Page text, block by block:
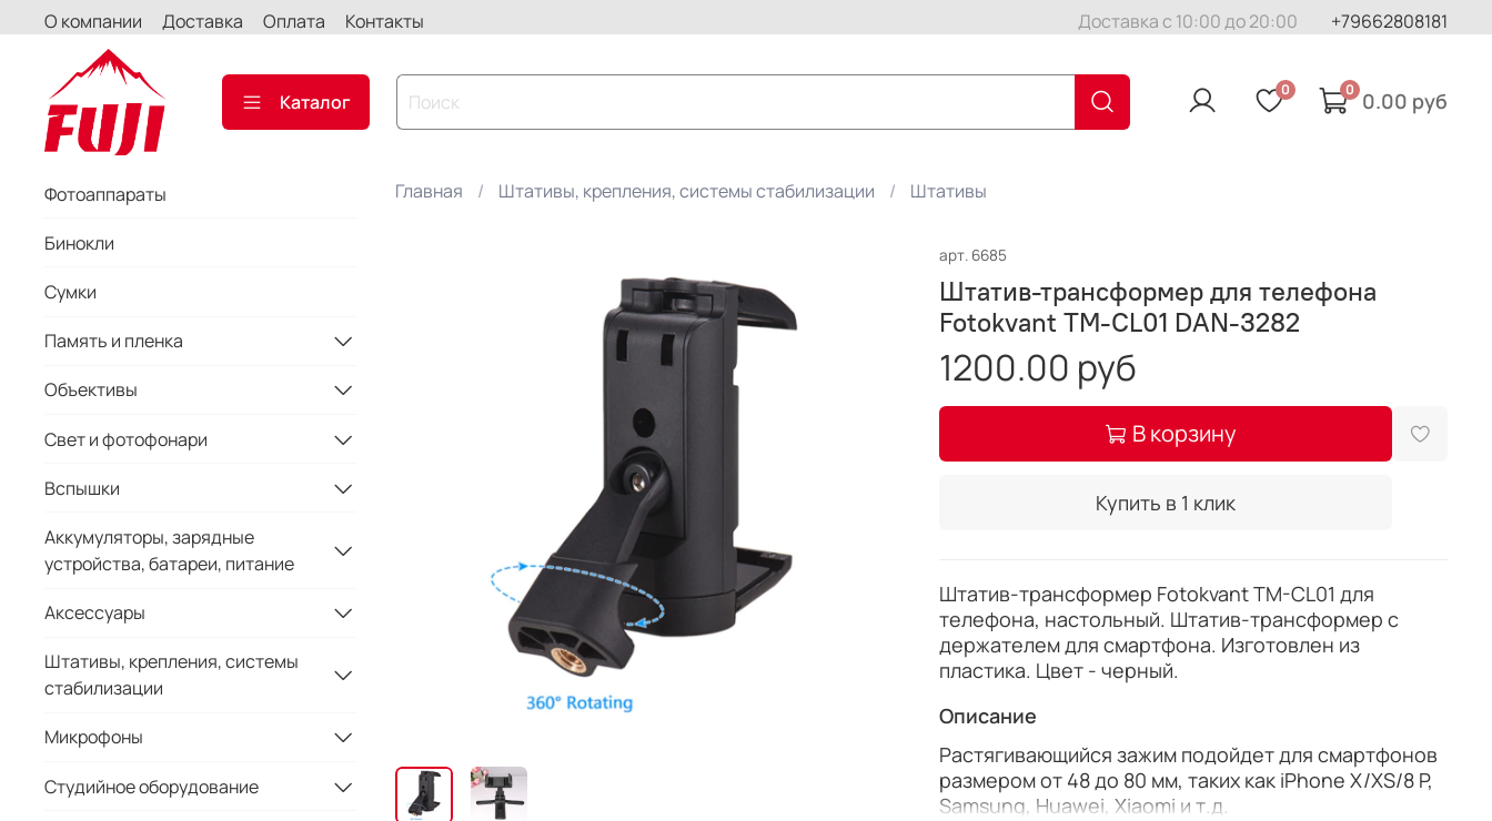
О компании Доставка Оплата Контакты Доставка с 10:00 до 20:00 +79662808181
Каталог
0 0 0.00 руб
Главная Штативы, крепления, системы стабилизации Штативы
арт. 6685
Штатив-трансформер для телефона
Fotokvant TM-CL01 DAN-3282
1200.00 руб
В корзину
Купить в 1 клик
Штатив-трансформер Fotokvant TM-CL01 для
телефона, настольный. Штатив-трансформер с
держателем для смартфона. Изготовлен из
пластика. Цвет - черный.
Описание
Растягивающийся зажим подойдет для смартфонов
размером от 48 до 80 мм, таких как iPhone X/XS/8 P,
Samsung, Huawei, Xiaomi и т.д.
Фотоаппараты
Бинокли
Сумки
Память и пленка
Объективы
Свет и фотофонари
Вспышки
Аккумуляторы, зарядные
устройства, батареи, питание
Аксессуары
Штативы, крепления, системы
стабилизации
Микрофоны
Студийное оборудование